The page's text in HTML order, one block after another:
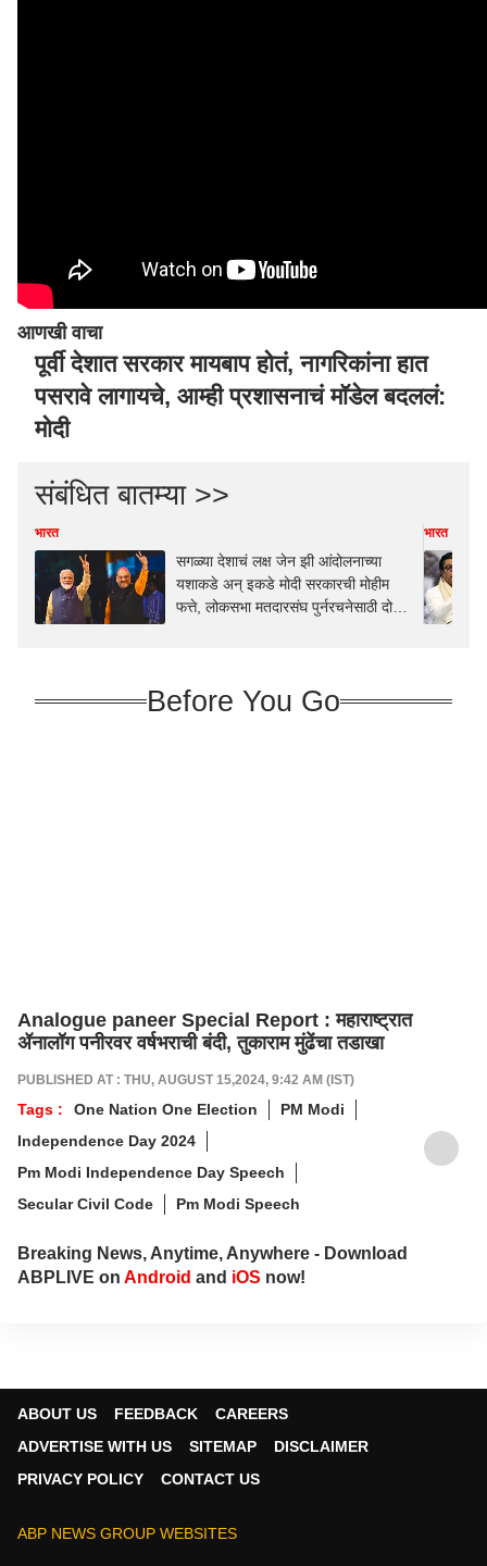
आणखी वाचा
पूर्वी देशात सरकार मायबाप होतं, नागरिकांना हात
पसरावे लागायचे, आम्ही प्रशासनाचं मॉडेल बदललं:
मोदी
संबंधित बातम्या >>
भारत
सगळ्या देशाचं लक्ष जेन झी आंदोलनाच्या
यशाकडे अन् इकडे मोदी सरकारची मोहीम
फत्ते, लोकसभा मतदारसंघ पुर्नरचनेसाठी दोन
भारत
Before You Go
Analogue paneer Special Report : महाराष्ट्रात
ॲनालॉग पनीरवर वर्षभराची बंदी, तुकाराम मुंढेंचा तडाखा
PUBLISHED AT : THU, AUGUST 15,2024, 9:42 AM (IST)
Tags : One Nation One Election
PM Modi
Independence Day 2024
Pm Modi Independence Day Speech
Secular Civil Code
Pm Modi Speech
Breaking News, Anytime, Anywhere - Download
ABPLIVE on Android and iOS now!
ABOUT US FEEDBACK
CAREERS
ADVERTISE WITH US
SITEMAP
DISCLAIMER
PRIVACY POLICY
CONTACT US
ABP NEWS GROUP WEBSITES